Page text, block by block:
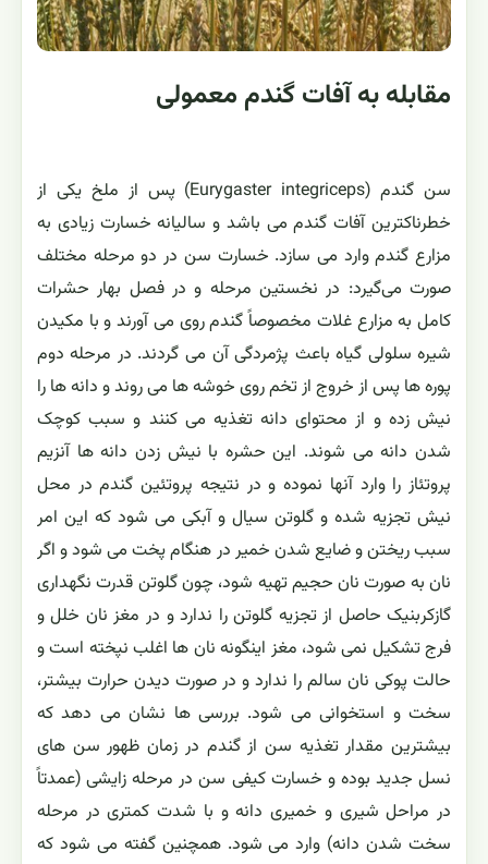
مقابله به آفات گندم معمولی
سن گندم (Eurygaster integriceps) پس از ملخ یکی از
خطرناکترین آفات گندم می باشد و سالیانه خسارت زیادی به
مزارع گندم وارد می سازد. خسارت سن در دو مرحله مختلف
صورت می‌گیرد: در نخستین مرحله و در فصل بهار حشرات
کامل به مزارع غلات مخصوصاً گندم روی می آورند و با مکیدن
شیره سلولی گیاه باعث پژمردگی آن می گردند. در مرحله دوم
پوره ها پس از خروج از تخم روی خوشه ها می روند و دانه ها را
نیش زده و از محتوای دانه تغذیه می کنند و سبب کوچک
شدن دانه می شوند. این حشره با نیش زدن دانه ها آنزیم
پروتئاز را وارد آنها نموده و در نتیجه پروتئین گندم در محل
نیش تجزیه شده و گلوتن سیال و آبکی می شود که این امر
سبب ریختن و ضایع شدن خمیر در هنگام پخت می شود و اگر
نان به صورت نان حجیم تهیه شود، چون گلوتن قدرت نگهداری
گازکربنیک حاصل از تجزیه گلوتن را ندارد و در مغز نان خلل و
فرج تشکیل نمی شود، مغز اینگونه نان ها اغلب نپخته است و
حالت پوکی نان سالم را ندارد و در صورت دیدن حرارت بیشتر،
سخت و استخوانی می شود. بررسی ها نشان می دهد که
بیشترین مقدار تغذیه سن از گندم در زمان ظهور سن های
نسل جدید بوده و خسارت کیفی سن در مرحله زایشی (عمدتاً
در مراحل شیری و خمیری دانه و با شدت کمتری در مرحله
سخت شدن دانه) وارد می شود. همچنین گفته می شود که